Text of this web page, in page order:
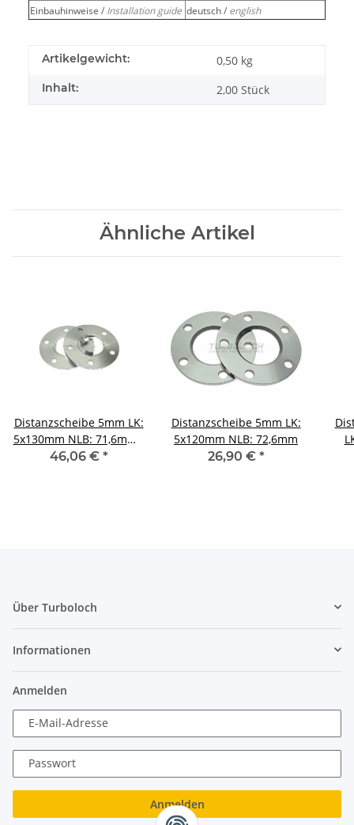
Einbauhinweise / Installation guide deutsch / english
Artikelgewicht: 0,50 kg
Inhalt: 2,00 Stück
Ähnliche Artikel
Distanzscheibe 5mm LK:
5x130mm NLB: 71,6mm -
mit Felgenzentrierung
46,06 € *
Distanzscheibe 5mm LK:
5x120mm NLB: 72,6mm
26,90 € *
Über Turboloch
Informationen
Anmelden
E-Mail-Adresse
Passwort
Anmelden